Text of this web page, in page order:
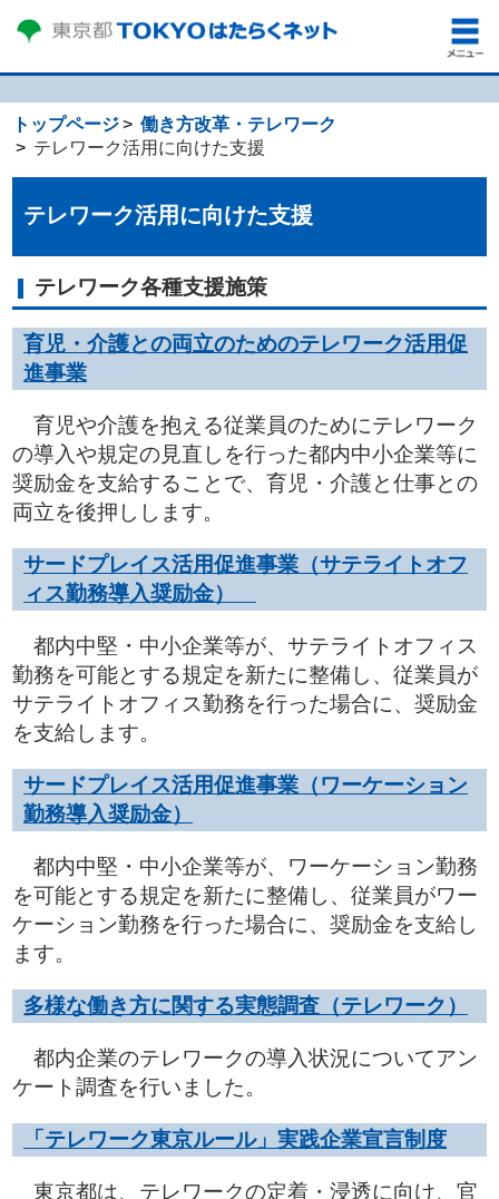
トップページ
働き方改革・テレワーク
テレワーク活用に向けた支援
テレワーク活用に向けた支援
テレワーク各種支援施策
育児・介護との両立のためのテレワーク活用促
進事業
育児や介護を抱える従業員のためにテレワーク
の導入や規定の見直しを行った都内中小企業等に
奨励金を支給することで、育児・介護と仕事との
両立を後押しします。
サードプレイス活用促進事業（サテライトオフ
ィス勤務導入奨励金）
都内中堅・中小企業等が、サテライトオフィス
勤務を可能とする規定を新たに整備し、従業員が
サテライトオフィス勤務を行った場合に、奨励金
を支給します。
サードプレイス活用促進事業（ワーケーション
勤務導入奨励金）
都内中堅・中小企業等が、ワーケーション勤務
を可能とする規定を新たに整備し、従業員がワー
ケーション勤務を行った場合に、奨励金を支給し
ます。
多様な働き方に関する実態調査（テレワーク）
都内企業のテレワークの導入状況についてアン
ケート調査を行いました。
「テレワーク東京ルール」実践企業宣言制度
東京都は、テレワークの定着・浸透に向け、官